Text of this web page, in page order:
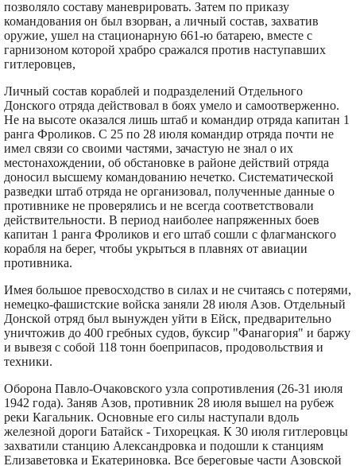
позволяло составу маневрировать. Затем по приказу
командования он был взорван, а личный состав, захватив
оружие, ушел на стационарную 661-ю батарею, вместе с
гарнизоном которой храбро сражался против наступавших
гитлеровцев,
Личный состав кораблей и подразделений Отдельного
Донского отряда действовал в боях умело и самоотверженно.
Не на высоте оказался лишь штаб и командир отряда капитан 1
ранга Фроликов. С 25 по 28 июля командир отряда почти не
имел связи со своими частями, зачастую не знал о их
местонахождении, об обстановке в районе действий отряда
доносил высшему командованию нечетко. Систематической
разведки штаб отряда не организовал, полученные данные о
противнике не проверялись и не всегда соответствовали
действительности. В период наиболее напряженных боев
капитан 1 ранга Фроликов и его штаб сошли с флагманского
корабля на берег, чтобы укрыться в плавнях от авиации
противника.
Имея большое превосходство в силах и не считаясь с потерями,
немецко-фашистские войска заняли 28 июля Азов. Отдельный
Донской отряд был вынужден уйти в Ейск, предварительно
уничтожив до 400 гребных судов, буксир "Фанагория" и баржу
и вывезя с собой 118 тонн боеприпасов, продовольствия и
техники.
Оборона Павло-Очаковского узла сопротивления (26-31 июля
1942 года). Заняв Азов, противник 28 июля вышел на рубеж
реки Кагальник. Основные его силы наступали вдоль
железной дороги Батайск - Тихорецкая. К 30 июля гитлеровцы
захватили станцию Александровка и подошли к станциям
Елизаветовка и Екатериновка. Все береговые части Азовской